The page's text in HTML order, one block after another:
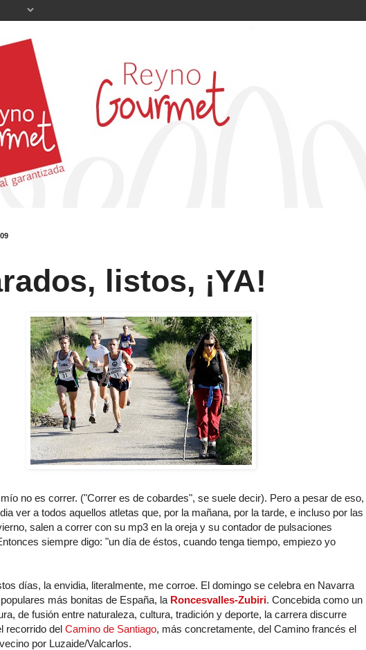
listos, ¡YA!
no es correr. ("Correr es de cobardes", se suele decir). Pero a pesar de eso,
ver a todos aquellos atletas que, por la mañana, por la tarde, e incluso por las
salen a correr con su mp3 en la oreja y su contador de pulsaciones
siempre digo: "un día de éstos, cuando tenga tiempo, empiezo yo
días, la envidia, literalmente, me corroe. El domingo se celebra en Navarra
más bonitas de España, la Roncesvalles-Zubiri. Concebida como un
de fusión entre naturaleza, cultura, tradición y deporte, la carrera discurre
recorrido del Camino de Santiago, más concretamente, del Camino francés el
por Luzaide/Valcarlos.